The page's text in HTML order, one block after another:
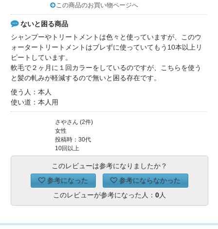
この商品のお買い物ページへ
ないと困る商品
シャンプーやトリートメントは色々と使っていますが、このウ
ォータートリートメントはブレずに使っていてもう10本以上リ
ピートしています。
軟毛で２ヶ月に１回カラーをしているのですが、こちらを使う
と髪の軋みが軽減するので無いと困る存在です。
使う人：本人
使い道：本人用
さやさん (2件)
女性
投稿時：30代
10回以上
このレビューは参考になりましたか？
参考になった
参考にならなかった
このレビューが参考になった人： 0人